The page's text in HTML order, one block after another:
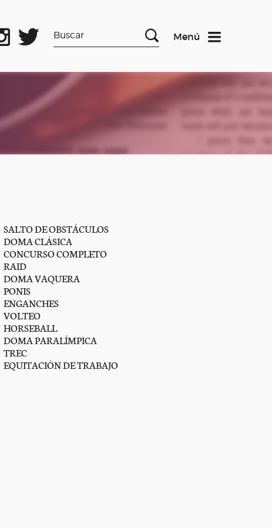
Menú
SALTO DE OBSTÁCULOS
DOMA CLÁSICA
CONCURSO COMPLETO
RAID
DOMA VAQUERA
PONIS
ENGANCHES
VOLTEO
HORSEBALL
DOMA PARALÍMPICA
TREC
EQUITACIÓN DE TRABAJO